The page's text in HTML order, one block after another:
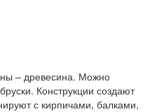
– древесина. Можно
Конструкции создают
с кирпичами, балками,